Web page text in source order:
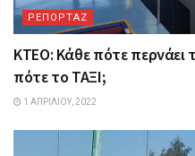
ΡΕΠΟΡΤΑΖ
ΚΤΕΟ: Κάθε πότε περνάει
πότε το ΤΑΞΙ;
1 ΑΠΡΙΛΊΟΥ, 2022